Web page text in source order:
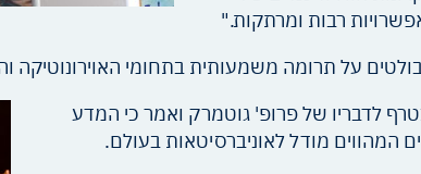
רבות ומרתקות."
על תרומה משמעותית בתחומי האוירונוטיקה
לדבריו של פרופ' גוטמרק ואמר כי המדע
המהווים מודל לאוניברסיטאות בעולם.